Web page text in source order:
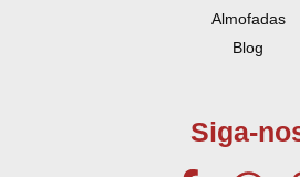
Almofadas
Blog
Siga-